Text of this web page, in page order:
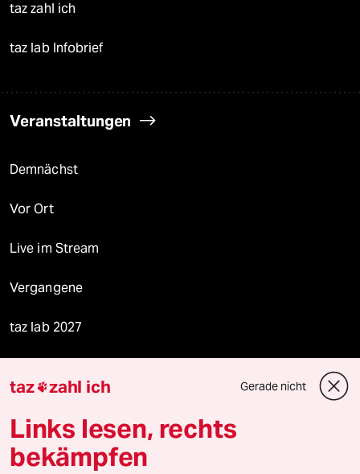
taz zahl ich
taz lab Infobrief
Veranstaltungen
Demnächst
Vor Ort
Live im Stream
Vergangene
taz lab 2027
Mehr taz Lesestoff
taz Blogs
taz zahl ich Gerade nicht
Links lesen, rechts
bekämpfen